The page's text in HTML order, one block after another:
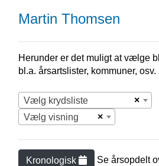
Martin Thomsen
Herunder er det muligt at vælge
bl.a. årsartslister, kommuner, osv.
×
Vælg krydsliste
×
Vælg visning
Kronologisk Se årsopdelt